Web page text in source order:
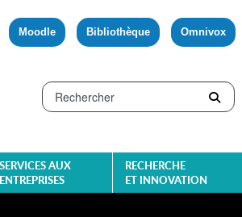
Moodle Bibliothèque Omnivox
SERVICES AUX
ENTREPRISES
RECHERCHE
ET INNOVATION